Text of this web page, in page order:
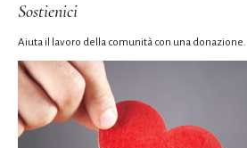
Sostienici
Aiuta il lavoro della comunità con una donazione.